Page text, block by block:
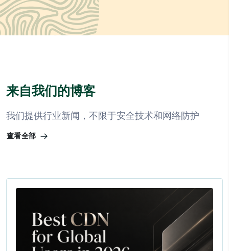
来自我们的博客
我们提供行业新闻，不限于安全技术和网络防护
查看全部